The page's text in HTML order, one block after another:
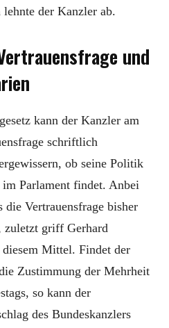
der Kanzler ab.
und
kann der Kanzler am
schriftlich
ob seine Politik
Parlament findet. Anbei
die Vertrauensfrage bisher
zuletzt griff Gerhard
Mittel. Findet der
Zustimmung der Mehrheit
so kann der
des Bundeskanzlers